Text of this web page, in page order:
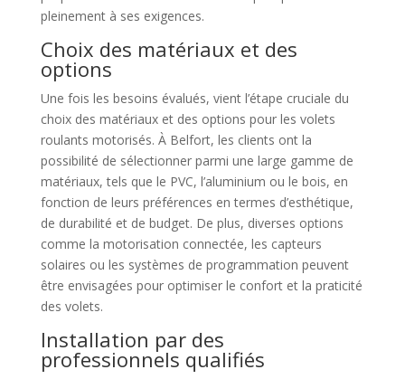
pleinement à ses exigences.
Choix des matériaux et des
options
Une fois les besoins évalués, vient l’étape cruciale du
choix des matériaux et des options pour les volets
roulants motorisés. À Belfort, les clients ont la
possibilité de sélectionner parmi une large gamme de
matériaux, tels que le PVC, l’aluminium ou le bois, en
fonction de leurs préférences en termes d’esthétique,
de durabilité et de budget. De plus, diverses options
comme la motorisation connectée, les capteurs
solaires ou les systèmes de programmation peuvent
être envisagées pour optimiser le confort et la praticité
des volets.
Installation par des
professionnels qualifiés